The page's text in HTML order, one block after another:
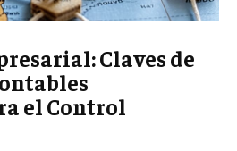
Claves de
el Control